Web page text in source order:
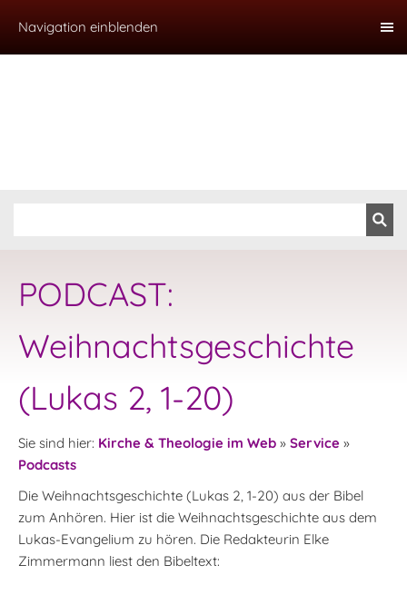
Navigation einblenden
PODCAST:
Weihnachtsgeschichte
(Lukas 2, 1-20)
Sie sind hier: Kirche & Theologie im Web » Service »
Podcasts
Die Weihnachtsgeschichte (Lukas 2, 1-20) aus der Bibel
zum Anhören. Hier ist die Weihnachtsgeschichte aus dem
Lukas-Evangelium zu hören. Die Redakteurin Elke
Zimmermann liest den Bibeltext: